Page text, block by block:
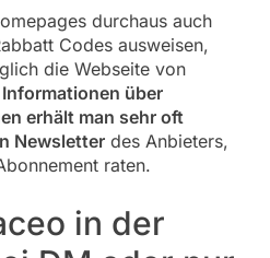
durchaus auch
Codes ausweisen,
die Webseite von
Informationen über
erhält man sehr oft
Newsletterdes Anbieters,
raten.
in der